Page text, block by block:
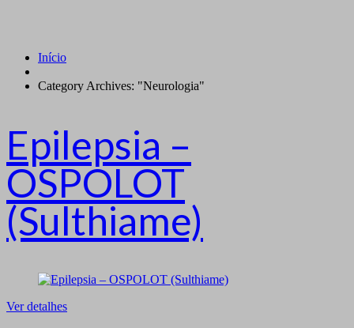
Início
Category Archives: "Neurologia"
Epilepsia –
OSPOLOT
(Sulthiame)
Ver detalhes